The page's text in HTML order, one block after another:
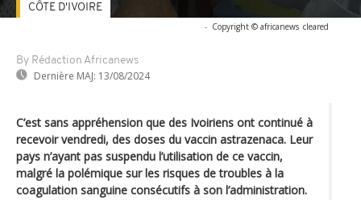
- Copyright © africanews cleared
By Rédaction Africanews
Dernière MAJ: 13/08/2024
CÔTE D'IVOIRE
C’est sans appréhension que des Ivoiriens ont continué à
recevoir vendredi, des doses du vaccin astrazenaca. Leur
pays n’ayant pas suspendu l’utilisation de ce vaccin,
malgré la polémique sur les risques de troubles à la
coagulation sanguine consécutifs à son l’administration.